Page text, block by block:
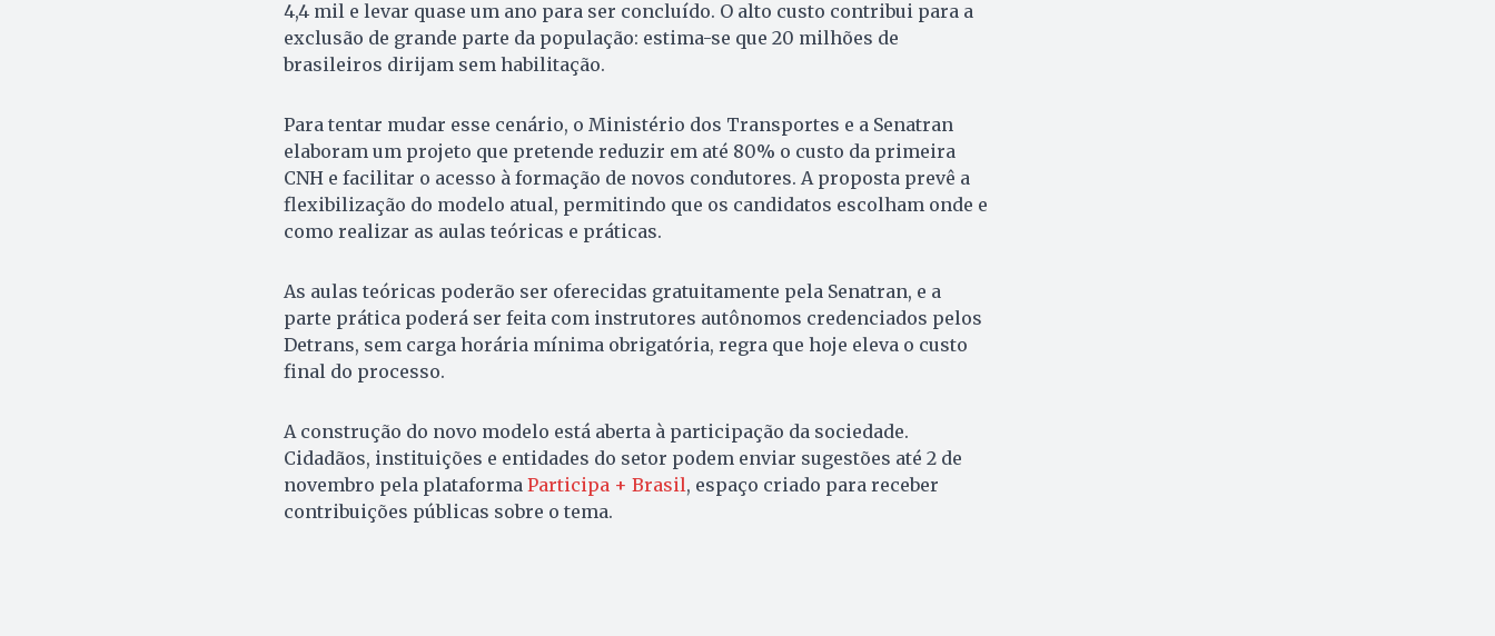
4,4 mil e levar quase um ano para ser concluído. O alto custo contribui para a
exclusão de grande parte da população: estima-se que 20 milhões de
brasileiros dirijam sem habilitação.
Para tentar mudar esse cenário, o Ministério dos Transportes e a Senatran
elaboram um projeto que pretende reduzir em até 80% o custo da primeira
CNH e facilitar o acesso à formação de novos condutores. A proposta prevê a
flexibilização do modelo atual, permitindo que os candidatos escolham onde e
como realizar as aulas teóricas e práticas.
As aulas teóricas poderão ser oferecidas gratuitamente pela Senatran, e a
parte prática poderá ser feita com instrutores autônomos credenciados pelos
Detrans, sem carga horária mínima obrigatória, regra que hoje eleva o custo
final do processo.
A construção do novo modelo está aberta à participação da sociedade.
Cidadãos, instituições e entidades do setor podem enviar sugestões até 2 de
novembro pela plataforma Participa + Brasil, espaço criado para receber
contribuições públicas sobre o tema.